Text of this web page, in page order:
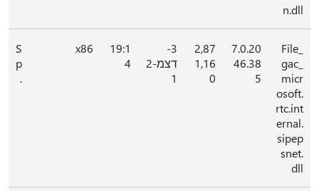
n.dll
File_
gac_
micr
osoft.
rtc.int
ernal.
sipep
snet.
dll
7.0.20
46.38
5
2,87
1,16
0
3-
דצמ-2
1
19:1
4
x86
S
p
.